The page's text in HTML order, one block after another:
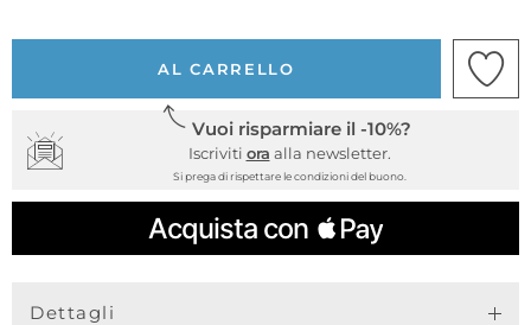
AL CARRELLO
Vuoi risparmiare il -10%?
Iscriviti ora alla newsletter.
Si prega di rispettare le condizioni del buono.
Dettagli